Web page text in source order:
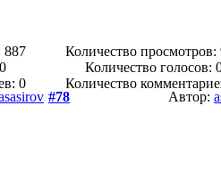
887
0
0
Количество просмотров:
Количество голосов:
Количество
#78 Автор: